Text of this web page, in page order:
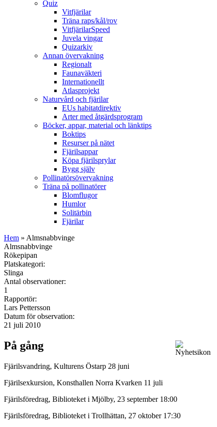
Quiz
Vitfjärilar
Träna raps/kål/rov
VitfjärilarSpeed
Juvela vingar
Quizarkiv
Annan övervakning
Regionalt
Faunaväkteri
Internationellt
Atlasprojekt
Naturvård och fjärilar
EUs habitatdirektiv
Arter med åtgärdsprogram
Böcker, appar, material och länktips
Boktips
Resurser på nätet
Fjärilsappar
Köpa fjärilsprylar
Bygg själv
Pollinatörsövervakning
Träna på pollinatörer
Blomflugor
Humlor
Solitärbin
Fjärilar
Hem » Almsnabbvinge
Almsnabbvinge
Rökepipan
Platskategori:
Slinga
Antal observationer:
1
Rapportör:
Lars Pettersson
Datum för observation:
21 juli 2010
På gång
Fjärilsvandring, Kulturens Östarp 28 juni
Fjärilsexkursion, Konsthallen Norra Kvarken 11 juli
Fjärilsföredrag, Biblioteket i Mjölby, 23 september 18:00
Fjärilsföredrag, Biblioteket i Trollhättan, 27 oktober 17:30